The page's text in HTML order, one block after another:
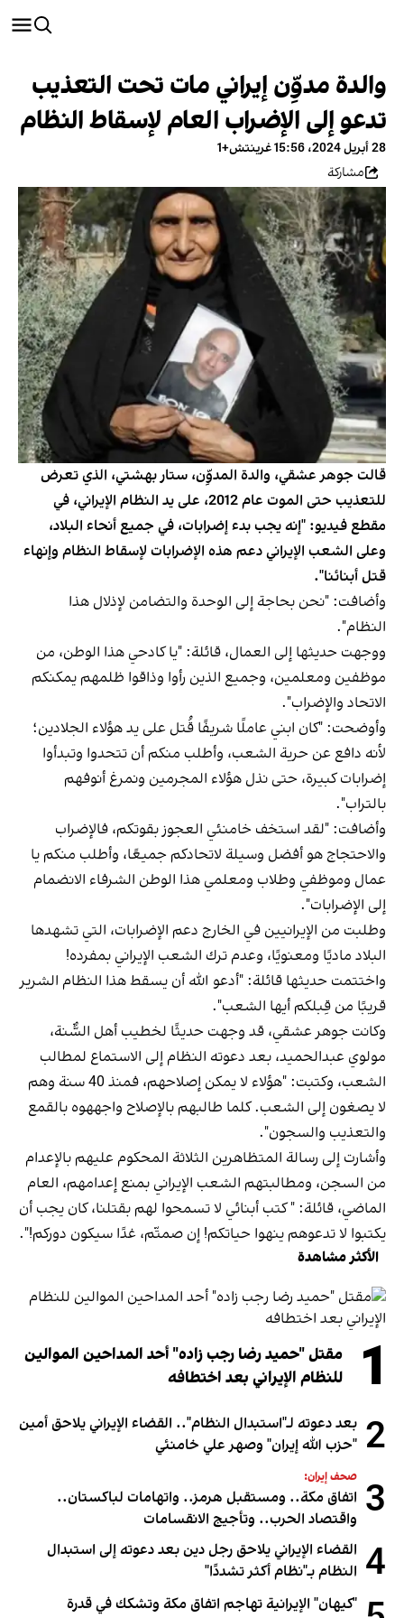
والدة مدوِّن إيراني مات تحت التعذيب
تدعو إلى الإضراب العام لإسقاط النظام
28 أبريل 2024، 15:56 غرينتش+1
مشاركة
قالت جوهر عشقي، والدة المدوِّن، ستار بهشتي، الذي تعرض
للتعذيب حتى الموت عام 2012، على يد النظام الإيراني، في
مقطع فيديو: "إنه يجب بدء إضرابات، في جميع أنحاء البلاد،
وعلى الشعب الإيراني دعم هذه الإضرابات لإسقاط النظام وإنهاء
قتل أبنائنا".
وأضافت: "نحن بحاجة إلى الوحدة والتضامن لإذلال هذا
النظام".
ووجهت حديثها إلى العمال، قائلة: "يا كادحي هذا الوطن، من
موظفين ومعلمين، وجميع الذين رأوا وذاقوا ظلمهم يمكنكم
الاتحاد والإضراب".
وأوضحت: "كان ابني عاملًا شريفًا قُتل على يد هؤلاء الجلادين؛
لأنه دافع عن حرية الشعب، وأطلب منكم أن تتحدوا وتبدأوا
إضرابات كبيرة، حتى نذل هؤلاء المجرمين ونمرغ أنوفهم
بالتراب".
وأضافت: "لقد استخف خامنئي العجوز بقوتكم، فالإضراب
والاحتجاج هو أفضل وسيلة لاتحادكم جميعًا، وأطلب منكم يا
عمال وموظفي وطلاب ومعلمي هذا الوطن الشرفاء الانضمام
إلى الإضرابات".
وطلبت من الإيرانيين في الخارج دعم الإضرابات، التي تشهدها
البلاد ماديًا ومعنويًا، وعدم ترك الشعب الإيراني بمفرده!
واختتمت حديثها قائلة: "أدعو الله أن يسقط هذا النظام الشرير
قريبًا من قِبلكم أيها الشعب".
وكانت جوهر عشقي، قد وجهت حديثًا لخطيب أهل السُّنة،
مولوي عبدالحميد، بعد دعوته النظام إلى الاستماع لمطالب
الشعب، وكتبت: "هؤلاء لا يمكن إصلاحهم، فمنذ 40 سنة وهم
لا يصغون إلى الشعب. كلما طالبهم بالإصلاح واجههوه بالقمع
والتعذيب والسجون".
وأشارت إلى رسالة المتظاهرين الثلاثة المحكوم عليهم بالإعدام
من السجن، ومطالبتهم الشعب الإيراني بمنع إعدامهم، العام
الماضي، قائلة: " كتب أبنائي لا تسمحوا لهم بقتلنا، كان يجب أن
يكتبوا لا تدعوهم ينهوا حياتكم! إن صمتّم، غدًا سيكون دوركم!".
الأكثر مشاهدة
1
مقتل "حميد رضا رجب زاده" أحد المداحين الموالين
للنظام الإيراني بعد اختطافه
2 بعد دعوته لـ"استبدال النظام".. القضاء الإيراني يلاحق أمين
"حزب الله إيران" وصهر علي خامنئي
3 صحف إيران:
اتفاق مكة.. ومستقبل هرمز.. واتهامات لباكستان..
واقتصاد الحرب.. وتأجيج الانقسامات
4 القضاء الإيراني يلاحق رجل دين بعد دعوته إلى استبدال
النظام بـ"نظام أكثر تشددًا"
"كيهان" الإيرانية تهاجم اتفاق مكة وتشكك في قدرة